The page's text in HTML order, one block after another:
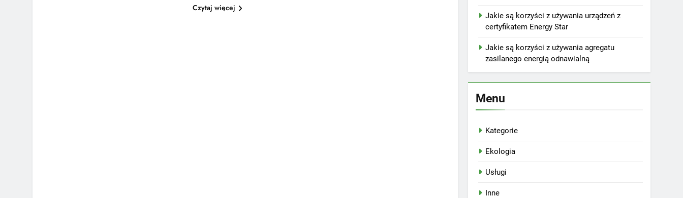
Czytaj więcej
Jakie są korzyści z używania urządzeń z
certyfikatem Energy Star
Jakie są korzyści z używania agregatu
zasilanego energią odnawialną
Menu
Kategorie
Ekologia
Usługi
Inne